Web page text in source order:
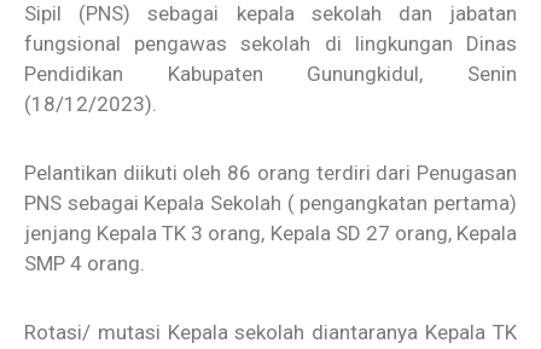
Sipil (PNS) sebagai kepala sekolah dan jabatan
fungsional pengawas sekolah di lingkungan Dinas
Pendidikan Kabupaten Gunungkidul, Senin
(18/12/2023).
Pelantikan diikuti oleh 86 orang terdiri dari Penugasan
PNS sebagai Kepala Sekolah ( pengangkatan pertama)
jenjang Kepala TK 3 orang, Kepala SD 27 orang, Kepala
SMP 4 orang.
Rotasi/ mutasi Kepala sekolah diantaranya Kepala TK